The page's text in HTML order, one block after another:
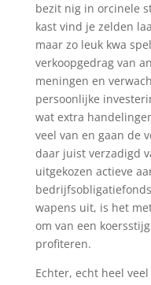
bezit nig in orcinele
kast vind je zelden
maar zo leuk kwa
verkoopgedrag van
meningen en
persoonlijke
wat extra
veel van en gaan de
daar juist verzadigd
uitgekozen actieve
wapens uit, is het
om van een
profiteren.
Echter, echt heel